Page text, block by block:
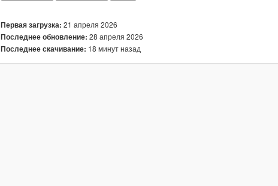
Первая загрузка: 21 апреля 2026
Последнее обновление: 28 апреля 2026
Последнее скачивание: 18 минут назад